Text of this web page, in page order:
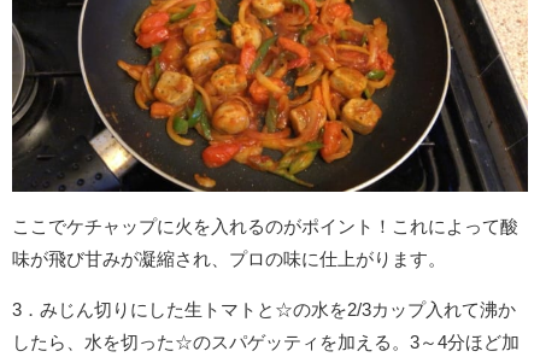
ここでケチャップに火を入れるのがポイント！これによって酸
味が飛び甘みが凝縮され、プロの味に仕上がります。
3．みじん切りにした生トマトと☆の水を2/3カップ入れて沸か
したら、水を切った☆のスパゲッティを加える。3～4分ほど加